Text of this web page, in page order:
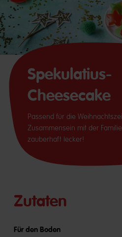
Spekulatius-
Cheesecake
Passend für die
Zusammensein mit der
zauberhaft lecker!
Zutaten
Für den Boden